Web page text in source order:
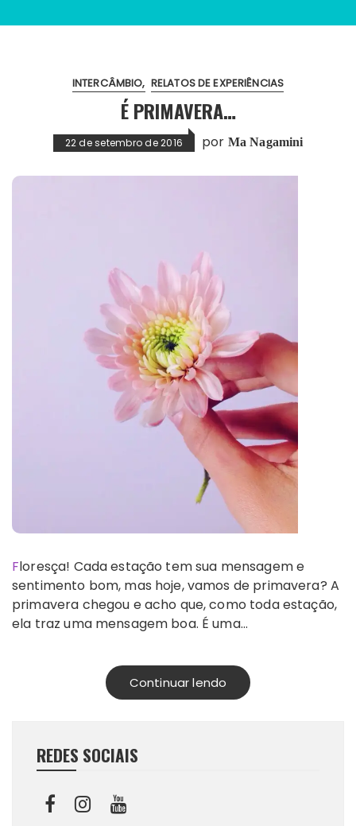
INTERCÂMBIO RELATOS DE EXPERIÊNCIAS
É PRIMAVERA…
22 de setembro de 2016 por Ma Nagamini
Floresça! Cada estação tem sua mensagem e
sentimento bom, mas hoje, vamos de primavera? A
primavera chegou e acho que, como toda estação,
ela traz uma mensagem boa. É uma…
Continuar lendo
REDES SOCIAIS